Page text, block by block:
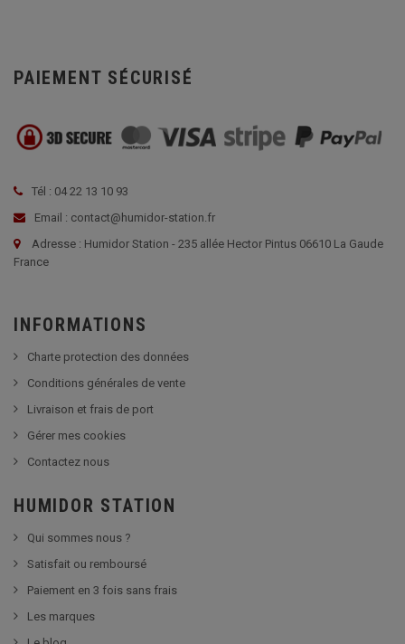
PAIEMENT SÉCURISÉ
Tél : 04 22 13 10 93
Email : contact@humidor-station.fr
Adresse : Humidor Station - 235 allée Hector Pintus 06610 La Gaude
France
INFORMATIONS
Charte protection des données
Conditions générales de vente
Livraison et frais de port
Gérer mes cookies
Contactez nous
HUMIDOR STATION
Qui sommes nous ?
Satisfait ou remboursé
Paiement en 3 fois sans frais
Les marques